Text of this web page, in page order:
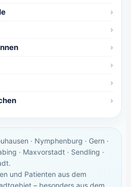
· Nymphenburg · Gern ·
· Maxvorstadt · Sendling ·
und Patienten aus dem
– besonders aus dem